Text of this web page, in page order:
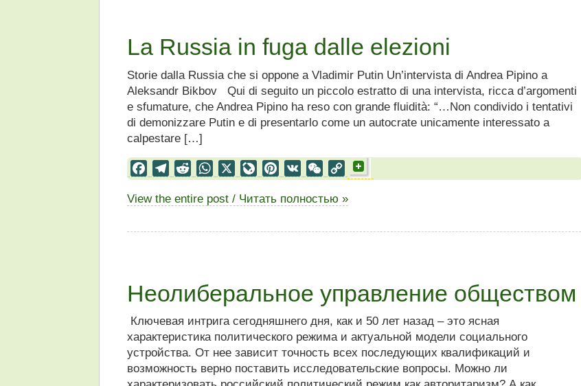
La Russia in fuga dalle elezioni
Storie dalla Russia che si oppone a Vladimir Putin Un’intervista di Andrea Pipino a
Aleksandr Bikbov Qui di seguito un piccolo estratto di una intervista, ricca d’argomenti
e sfumature, che Andrea Pipino ha reso con grande fluidità: “…Non condivido i tentativi
di demonizzare Putin e di presentarlo come un autocrate unicamente interessato a
calpestare […]
FacebookTelegramRedditWhatsApp LiveJournal
Pinterest
VK WeChat
Copy
View the entire post / Читать полностью »
Неолиберальное управление обществом
Ключевая интрига сегодняшнего дня, как и 50 лет назад – это ясная
характеристика политического режима и актуальной модели социального
устройства. От нее зависит точность всех последующих квалификаций и
возможность верно поставить исследовательские вопросы. Можно ли